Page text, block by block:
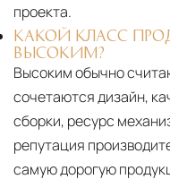
проекта.
КАКОЙ КЛАСС
ВЫСОКИМ?
Высоким обычно
сочетаются дизайн,
сборки, ресурс
репутация
самую дорогую